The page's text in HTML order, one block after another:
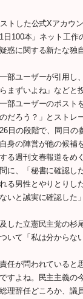
トした公式Xアカウ
日100本」ネット工作
惑に関する新たな独
部ユーザーが引用し
まずいよね」などと
部ユーザーのポスト
だろう？」とストレ
日の段階で、同日の
身の陣営が他の候補
る週刊文春報道をめ
に、「秘書に確認し
る男性とやりとりし
いと誠実に確認した
した立憲民主党の杉
いて「私は分からな
任が問われていると
すよね。民主主義の
理辞任どころか、議